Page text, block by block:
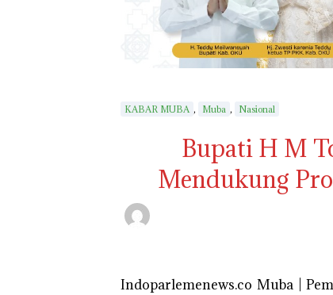
KABAR MUBA , Muba , Nasional
Bupati H M
Mendukung
Indoparlemenews.co Muba |